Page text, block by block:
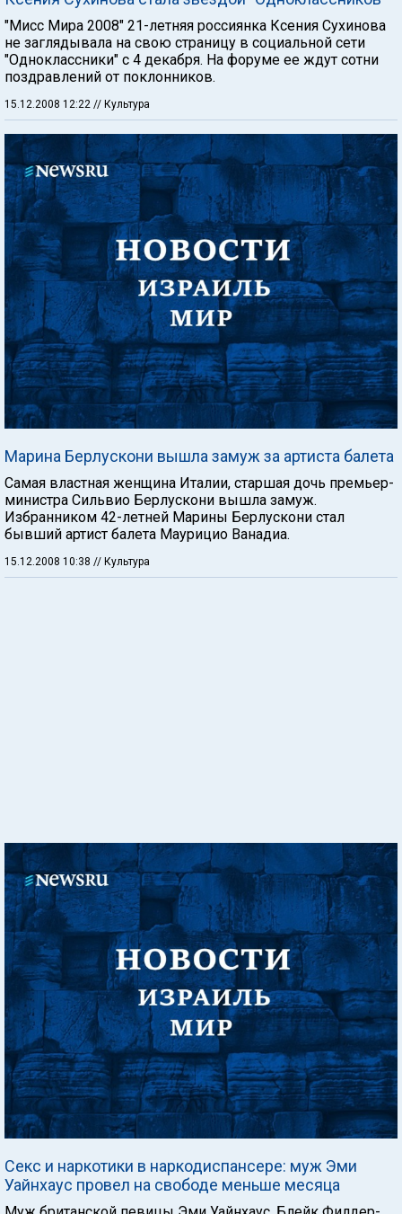
"Мисс Мира 2008" 21-летняя россиянка Ксения Сухинова
не заглядывала на свою страницу в социальной сети
"Одноклассники" с 4 декабря. На форуме ее ждут сотни
поздравлений от поклонников.
15.12.2008 12:22 // Культура
Марина Берлускони вышла замуж за артиста балета
Самая властная женщина Италии, старшая дочь премьер-
министра Сильвио Берлускони вышла замуж.
Избранником 42-летней Марины Берлускони стал
бывший артист балета Маурицио Ванадиа.
15.12.2008 10:38 // Культура
Секс и наркотики в наркодиспансере: муж Эми
Уайнхаус провел на свободе меньше месяца